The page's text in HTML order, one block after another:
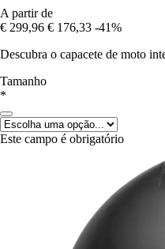
A partir de
€ 299,96 € 176,33 -41%
Descubra o capacete de moto
Tamanho
*
Este campo é obrigatório